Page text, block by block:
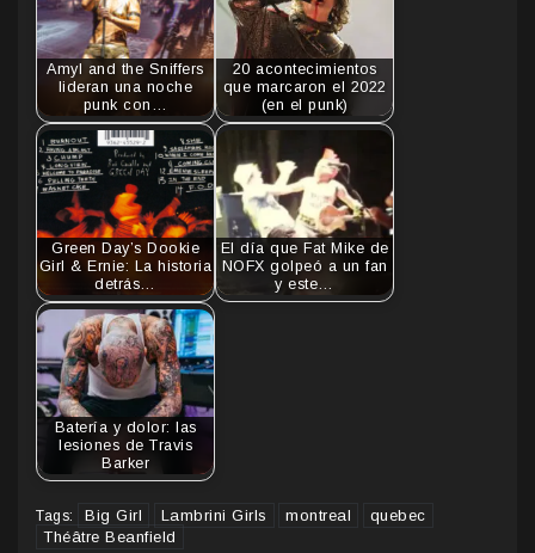
Amyl and the Sniffers
lideran una noche
punk con…
20 acontecimientos
que marcaron el 2022
(en el punk)
Green Day’s Dookie
Girl & Ernie: La historia
detrás…
El día que Fat Mike de
NOFX golpeó a un fan
y este…
Batería y dolor: las
lesiones de Travis
Barker
Tags: Big Girl Lambrini Girls montreal
quebec
Théâtre Beanfield